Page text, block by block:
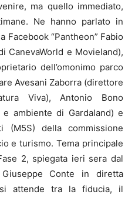
ma quello immediato,
Ne hanno parlato in
Facebook “Pantheon” Fabio
CanevaWorld e Movieland),
dell’omonimo parco
Avesani Zaborra (direttore
Viva), Antonio Bono
ambiente di Gardaland) e
(M5S) della commissione
e turismo. Tema principale
2, spiegata ieri sera dal
Conte in diretta
attende tra la fiducia, il